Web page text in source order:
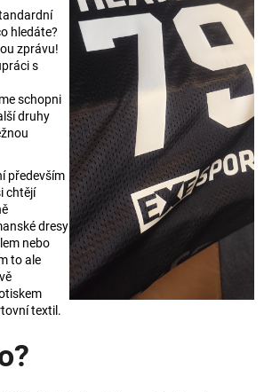
hledáte?
zprávu!
s
schopni
druhy
především
chtějí
dresy
nebo
to ale
textil.